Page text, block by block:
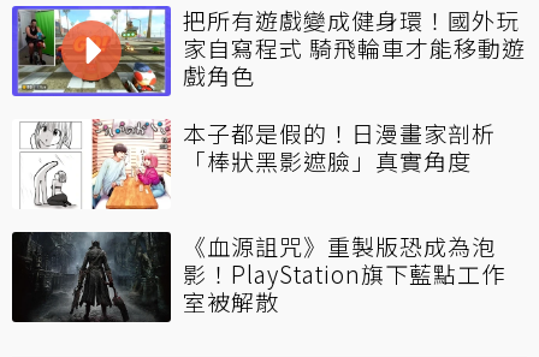
把所有遊戲變成健身環！國外玩
家自寫程式 騎飛輪車才能移動遊
戲角色
本子都是假的！日漫畫家剖析
「棒狀黑影遮臉」真實角度
《血源詛咒》重製版恐成為泡
影！PlayStation旗下藍點工作
室被解散